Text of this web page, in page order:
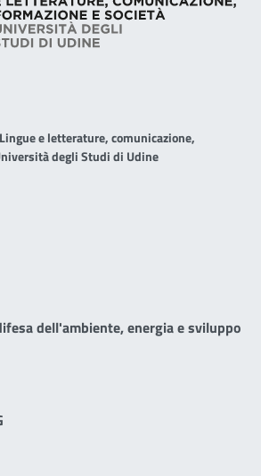
e letterature, comunicazione,
degli Studi di Udine
dell'ambiente, energia e sviluppo